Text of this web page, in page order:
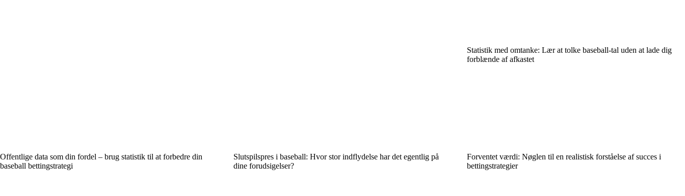
Statistik med omtanke: Lær at tolke baseball-tal uden at lade dig
forblænde af afkastet
Offentlige data som din fordel – brug statistik til at forbedre din
baseball bettingstrategi
Slutspilspres i baseball: Hvor stor indflydelse har det egentlig på
dine forudsigelser?
Forventet værdi: Nøglen til en realistisk forståelse af succes i
bettingstrategier